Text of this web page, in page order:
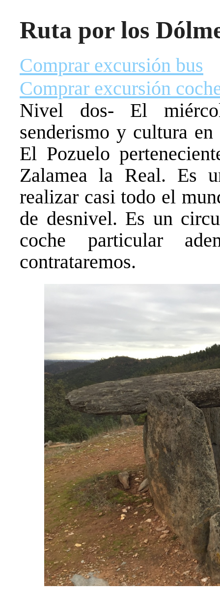
Ruta por los
Comprar excursión bus
Comprar excursión
Nivel dos- El
senderismo y cultura
El Pozuelo
Zalamea la Real. Es
realizar casi todo el
de desnivel. Es un
coche particular
contrataremos.